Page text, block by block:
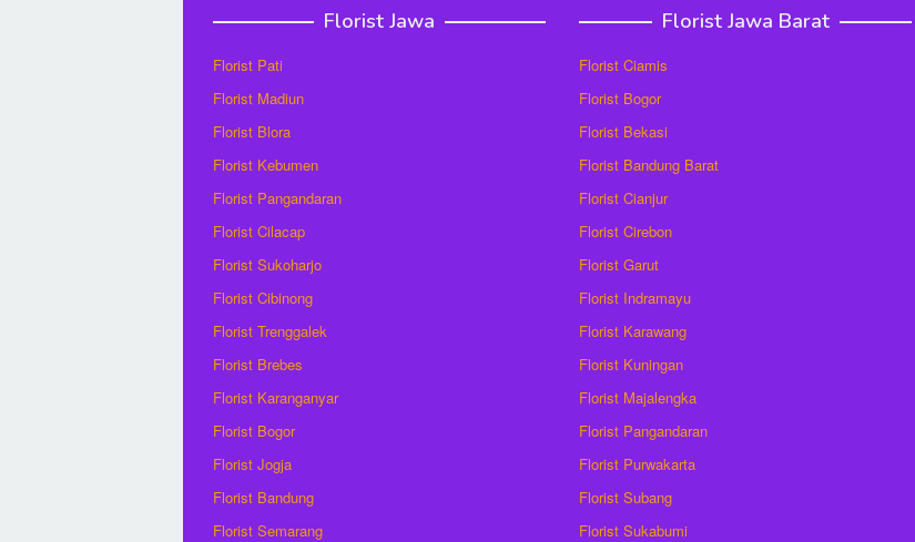
Florist Jawa
Florist Pati
Florist Madiun
Florist Blora
Florist Kebumen
Florist Pangandaran
Florist Cilacap
Florist Sukoharjo
Florist Cibinong
Florist Trenggalek
Florist Brebes
Florist Karanganyar
Florist Bogor
Florist Jogja
Florist Bandung
Florist Semarang
Florist Jawa Barat
Florist Ciamis
Florist Bogor
Florist Bekasi
Florist Bandung Barat
Florist Cianjur
Florist Cirebon
Florist Garut
Florist Indramayu
Florist Karawang
Florist Kuningan
Florist Majalengka
Florist Pangandaran
Florist Purwakarta
Florist Subang
Florist Sukabumi